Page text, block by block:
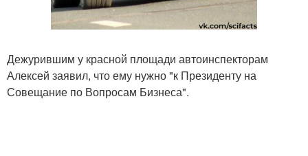
Дежурившим у красной площади автоинспекторам
Алексей заявил, что ему нужно "к Президенту на
Совещание по Вопросам Бизнеса".